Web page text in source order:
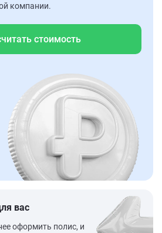
компании.
стоимость
вас
оформить полис, и